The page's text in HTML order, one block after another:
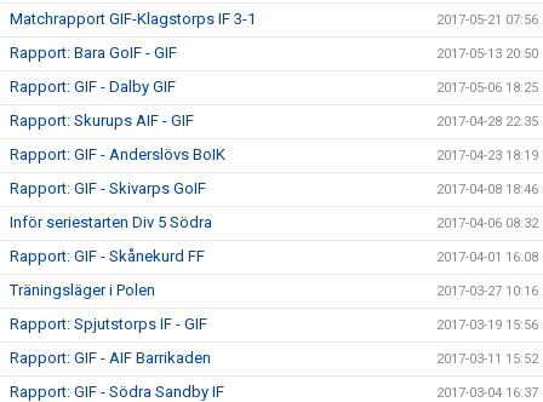
Matchrapport GIF-Klagstorps IF 3-1 2017-05-21 07:56
Rapport: Bara GoIF - GIF 2017-05-13 20:50
Rapport: GIF - Dalby GIF 2017-05-06 18:25
Rapport: Skurups AIF - GIF 2017-04-28 22:35
Rapport: GIF - Anderslövs BoIK 2017-04-23 18:19
Rapport: GIF - Skivarps GoIF 2017-04-08 18:46
Inför seriestarten Div 5 Södra 2017-04-06 08:32
Rapport: GIF - Skånekurd FF 2017-04-01 16:08
Träningsläger i Polen 2017-03-27 10:16
Rapport: Spjutstorps IF - GIF 2017-03-19 15:56
Rapport: GIF - AIF Barrikaden 2017-03-11 15:52
Rapport: GIF - Södra Sandby IF 2017-03-04 16:37